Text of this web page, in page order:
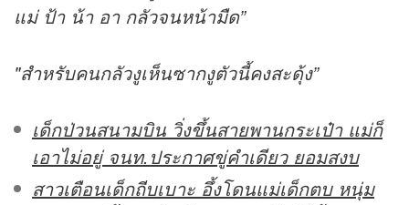
แม่ ป้า น้า อา กลัวจนหน้ามืด”
"สำหรับคนกลัวงูเห็นซากงูตัวนี้คงสะดุ้ง”
เด็กป่วนสนามบิน วิ่งขึ้นสายพานกระเป๋า แม่ก็
เอาไม่อยู่ จนท.ประกาศขู่คำเดียว ยอมสงบ
สาวเตือนเด็กถีบเบาะ อึ้งโดนแม่เด็กตบ หนุ่ม